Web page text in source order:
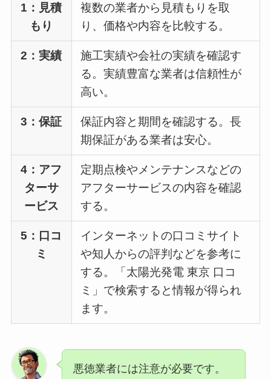
1：見積
もり
複数の業者から見積もりを取
り、価格や内容を比較する。
2：実績
施工実績や会社の実績を確認す
る。実績豊富な業者は信頼性が
高い。
3：保証
保証内容と期間を確認する。長
期保証がある業者は安心。
4：アフ
ターサ
ービス
定期点検やメンテナンスなどの
アフターサービスの内容を確認
する。
5：口コ
ミ
インターネットの口コミサイト
や知人からの評判などを参考に
する。「太陽光発電 東京 口コ
ミ」で検索すると情報が得られ
ます。
悪徳業者には注意が必要です。